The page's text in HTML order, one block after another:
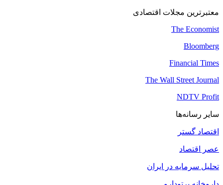
معتبرترین مجلات اقتصادی
The Economist
Bloomberg
Financial Times
The Wall Street Journal
NDTV Profit
سایر رسانه‌ها
اقتصاد گستر
عصر اقتصاد
تحلیل سرمایه در ایران